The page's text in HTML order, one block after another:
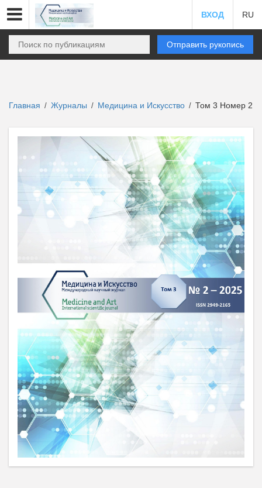
ВХОД RU
Отправить рукопись
Главная / Журналы / Медицина и Искусство / Том 3 Номер 2